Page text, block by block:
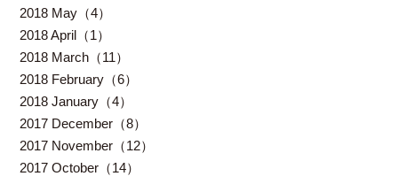
2018 May（4）
2018 April（1）
2018 March（11）
2018 February（6）
2018 January（4）
2017 December（8）
2017 November（12）
2017 October（14）